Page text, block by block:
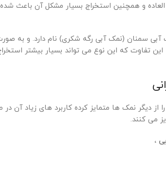
و همچنین استخراج بسیار مشکل آن باعث
آبی سمنان (نمک آبی رگه شکری) نام دارد. و به
تفاوت که این نوع می تواند بسیار بیشتر
از دیگر نمک ها متمایز کرده کاربرد های زیاد
می کنند.
،